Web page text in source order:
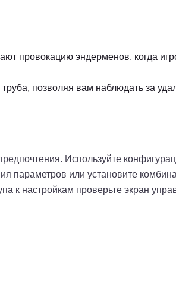
провокацию эндерменов, когда
труба, позволяя вам наблюдать за
Используйте
параметров или установите
к настройкам проверьте экран